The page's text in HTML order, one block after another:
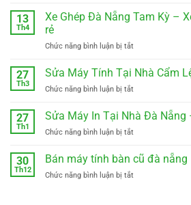
gửi
hàng
đức
nẵng
13
Th4
Xe Ghép Đà Nẵng Tam Kỳ –
rẻ
Chức năng bình luận bị tắtở
Ghép
Nẵng
Kỳ
mới
êm
27
Th3
Sửa Máy Tính Tại Nhà Cẩm
Chức năng bình luận bị tắtở
Máy
Tại
Cẩm
27
Th1
Sửa Máy In Tại Nhà Đà Nẵng
Chức năng bình luận bị tắtở
Máy
Tại
30
Th12
Bán máy tính bàn cũ đà nẵng
Chức năng bình luận bị tắtở